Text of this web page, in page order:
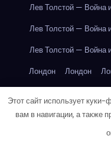
Лев Толстой — Война
Лев Толстой — Война
Лев Толстой — Война
Лондон
Лондон
Лондон
Лондон
Этот сайт использует
вам в навигации, а также